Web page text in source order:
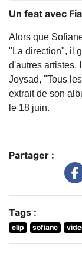
Un feat avec
Alors que
"La direction", il
d'autres artistes.
Joysad, "Tous
extrait de son
le 18 juin.
Partager :
Tags :
clip sofiane